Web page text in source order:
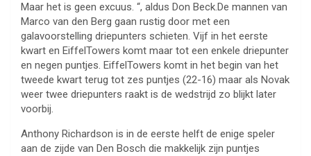
Maar het is geen excuus. “, aldus Don Beck.De mannen van
Marco van den Berg gaan rustig door met een
galavoorstelling driepunters schieten. Vijf in het eerste
kwart en EiffelTowers komt maar tot een enkele driepunter
en negen puntjes. EiffelTowers komt in het begin van het
tweede kwart terug tot zes puntjes (22-16) maar als Novak
weer twee driepunters raakt is de wedstrijd zo blijkt later
voorbij.
Anthony Richardson is in de eerste helft de enige speler
aan de zijde van Den Bosch die makkelijk zijn puntjes